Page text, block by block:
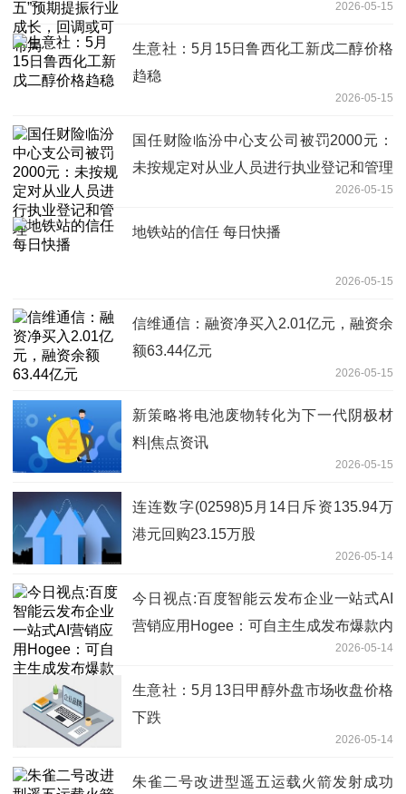
2026-05-15
生意社：5月15日鲁西化工新戊二醇价格
趋稳
2026-05-15
国任财险临汾中心支公司被罚2000元：
未按规定对从业人员进行执业登记和管理
2026-05-15
地铁站的信任 每日快播
2026-05-15
信维通信：融资净买入2.01亿元，融资余
额63.44亿元
2026-05-15
新策略将电池废物转化为下一代阴极材
料|焦点资讯
2026-05-15
连连数字(02598)5月14日斥资135.94万
港元回购23.15万股
2026-05-14
今日视点:百度智能云发布企业一站式AI
营销应用Hogee：可自主生成发布爆款内
2026-05-14
生意社：5月13日甲醇外盘市场收盘价格
下跌
2026-05-14
朱雀二号改进型遥五运载火箭发射成功